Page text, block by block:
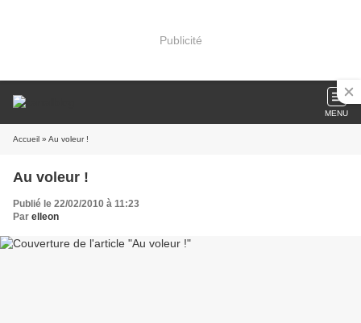
Publicité
MENU
Accueil » Au voleur !
Au voleur !
Publié le 22/02/2010 à 11:23
Par elleon